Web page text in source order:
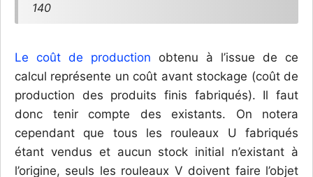
140
Le coût de production obtenu à l’issue de ce
calcul représente un coût avant stockage (coût de
production des produits finis fabriqués). Il faut
donc tenir compte des existants. On notera
cependant que tous les rouleaux U fabriqués
étant vendus et aucun stock initial n’existant à
l’origine, seuls les rouleaux V doivent faire l’objet